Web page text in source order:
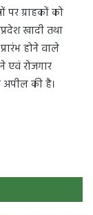
पर ग्राहकों को
खादी तथा
होने वाले
एवं रोजगार
की है।